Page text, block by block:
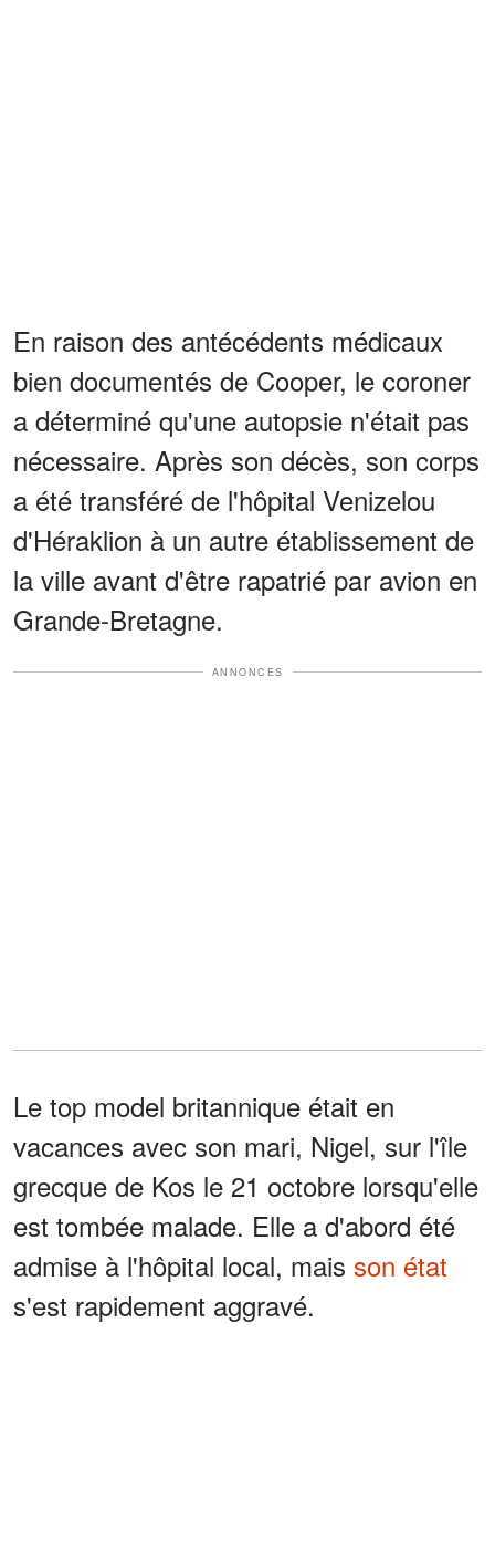
En raison des antécédents médicaux
bien documentés de Cooper, le coroner
a déterminé qu'une autopsie n'était pas
nécessaire. Après son décès, son corps
a été transféré de l'hôpital Venizelou
d'Héraklion à un autre établissement de
la ville avant d'être rapatrié par avion en
Grande-Bretagne.
ANNONCES
Le top model britannique était en
vacances avec son mari, Nigel, sur l'île
grecque de Kos le 21 octobre lorsqu'elle
est tombée malade. Elle a d'abord été
admise à l'hôpital local, mais son état
s'est rapidement aggravé.